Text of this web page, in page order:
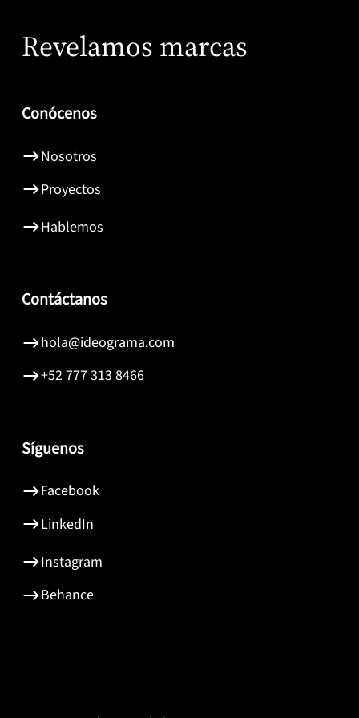
Síguenos
LinkedIn
Facebook
Instagram
Behance
Contáctanos
+52 777 313 8466
hola@ideograma.com
Conócenos
Nosotros
Proyectos
Hablemos
Revelamos marcas